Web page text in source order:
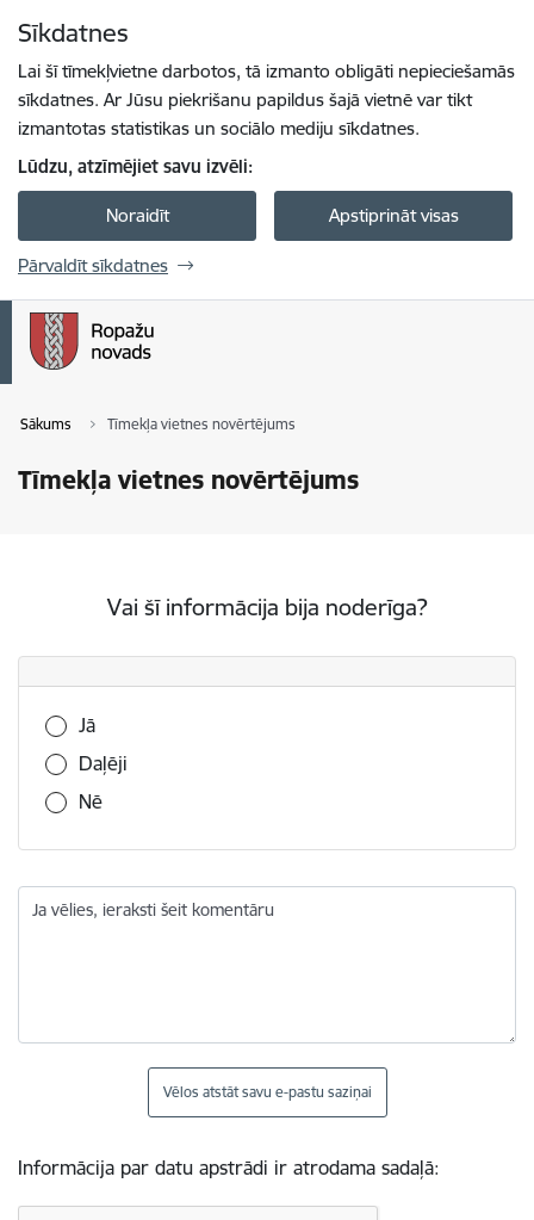
Sīkdatnes
Lai šī tīmekļvietne darbotos, tā izmanto obligāti nepieciešamās
sīkdatnes. Ar Jūsu piekrišanu papildus šajā vietnē var tikt
izmantotas statistikas un sociālo mediju sīkdatnes.
Lūdzu, atzīmējiet savu izvēli:
Noraidīt Apstiprināt visas
Pārvaldīt sīkdatnes
Sākums Tīmekļa vietnes novērtējums
Tīmekļa vietnes novērtējums
Vai šī informācija bija noderīga?
Vai šī informācija bija noderīga?
Jā
Daļēji
Nē
Ja vēlies, ieraksti šeit komentāru
Vēlos atstāt savu e-pastu saziņai
Informācija par datu apstrādi ir atrodama sadaļā: